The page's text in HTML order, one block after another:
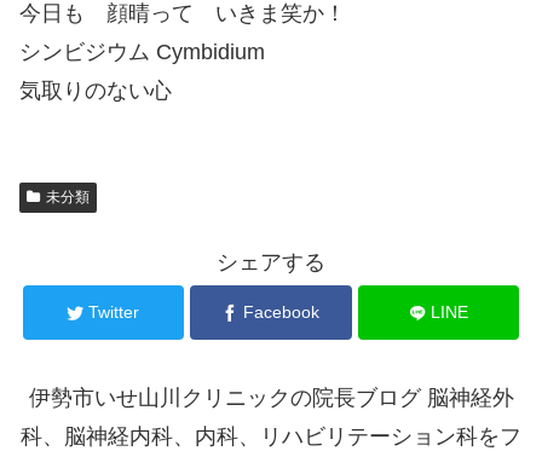
今日も 顔晴って いきま笑か！
シンビジウム Cymbidium
気取りのない心
未分類
シェアする
Twitter Facebook LINE
伊勢市いせ山川クリニックの院長ブログ 脳神経外
科、脳神経内科、内科、リハビリテーション科をフ